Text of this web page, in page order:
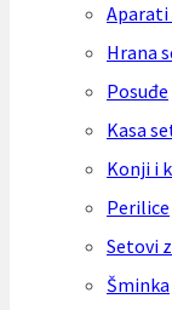
Aparati
Hrana
Posuđe
Kasa
Konji i
Perilice
Setovi
Šminka